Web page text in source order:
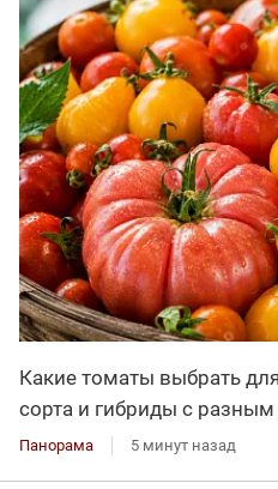
Какие томаты выбрать
сорта и гибриды с
Панорама 5 минут назад